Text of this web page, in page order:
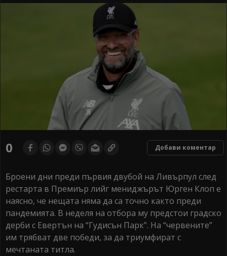
0 Добави коментар
Броени дни преди първия двубой на Ливърпул след
рестарта в Премиър лийг мениджърът Юрген Клоп е
наясно, че нещата няма да са точно както преди
пандемията. В неделя на отбора му предстои градско
дерби с Евертън на “Гудисън Парк”. На “червените”
им трябват две победи, за да триумфират с
мечтаната титла.